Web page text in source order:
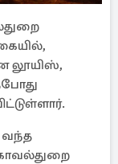
லூயிஸ்,
வந்த